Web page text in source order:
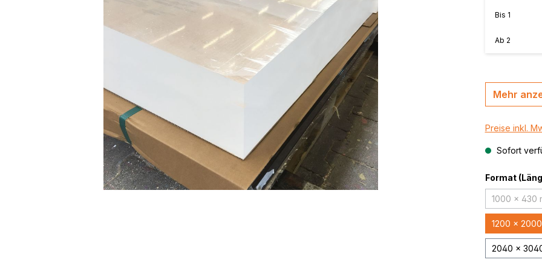
DIBOND® Spiegel außen, B-s2,
d0
DIBOND®, Butlerfinish,
gebürstete Aluoptik, anthrazit /
MasterBond®,
silber gebürstet
IEASY®BOND
Bis 1
Ab 2
Mehr
Preise inkl.
Sofort
Format
1000 x 430
1200 x 2000
2040 x